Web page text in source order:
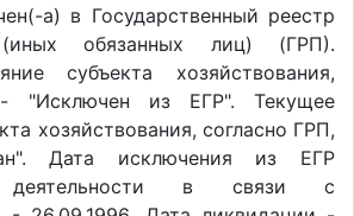
a) в Государственный реестр
(иных обязанных лиц) (ГРП).
субъекта хозяйствования,
"Исключен из ЕГР". Текущее
хозяйствования, согласно ГРП,
Дата исключения из ЕГР
деятельности в связи с